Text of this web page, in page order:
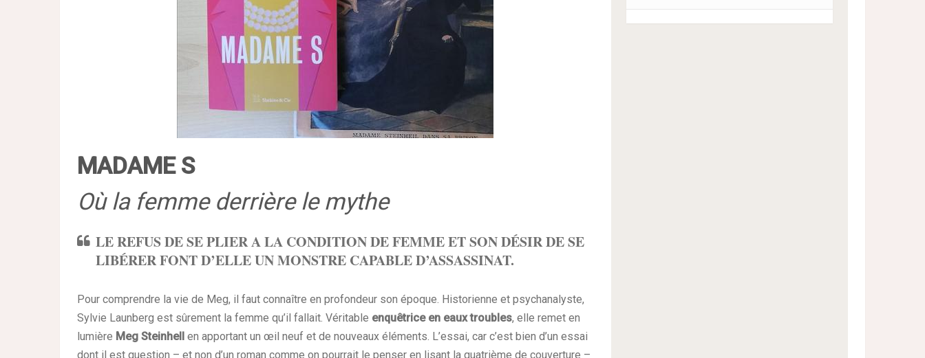
MADAME S
Où la femme derrière le mythe
LE REFUS DE SE PLIER A LA CONDITION DE FEMME ET SON DÉSIR DE SE
LIBÉRER FONT D’ELLE UN MONSTRE CAPABLE D’ASSASSINAT.
Pour comprendre la vie de Meg, il faut connaître en profondeur son époque. Historienne et psychanalyste,
Sylvie Launberg est sûrement la femme qu’il fallait. Véritable enquêtrice en eaux troubles, elle remet en
lumière Meg Steinhell en apportant un œil neuf et de nouveaux éléments. L’essai, car c’est bien d’un essai
dont il est question – et non d’un roman comme on pourrait le penser en lisant la quatrième de couverture –